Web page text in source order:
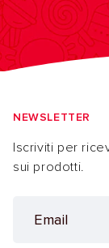
NEWSLETTER
Iscriviti per
sui prodotti.